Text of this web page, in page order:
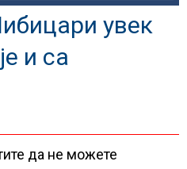
увек
и са
да не можете